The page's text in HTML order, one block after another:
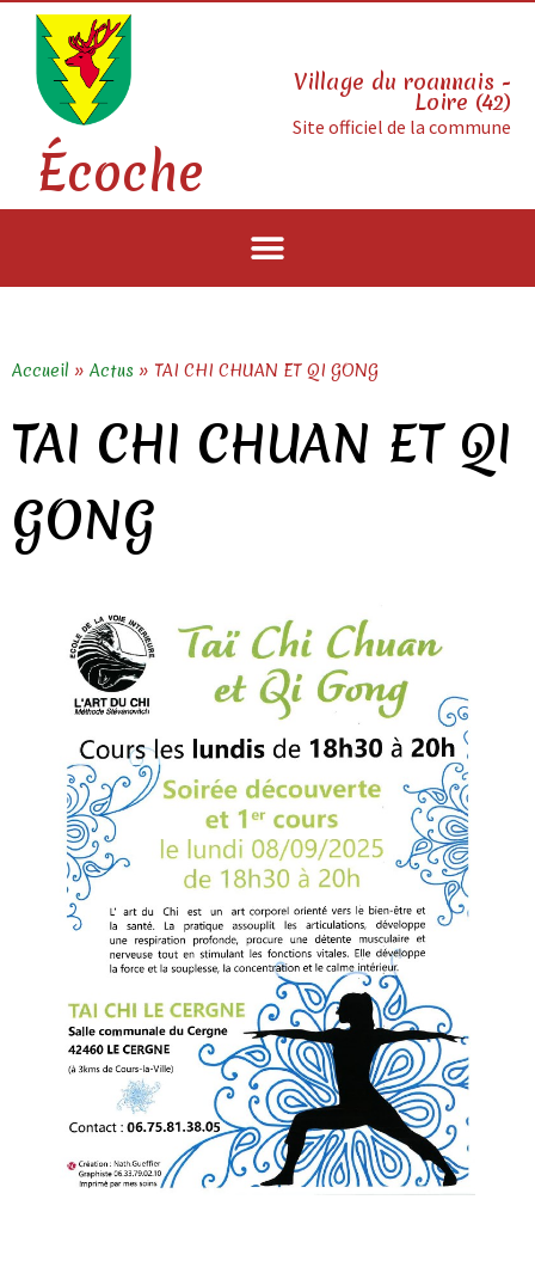
Écoche
Village du roannais -
Loire (42)
Site officiel de la commune
Accueil » Actus » TAI CHI CHUAN ET QI GONG
TAI CHI CHUAN ET QI
GONG